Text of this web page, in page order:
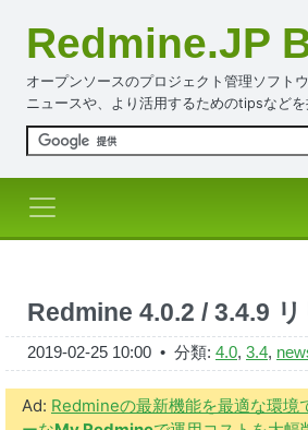
Redmine.JP
オープンソースのプロジェクト管理ソフト
ニュースや、より活用するためのtipsなど
Redmine 4.0.2 / 3.4.9 リ
2019-02-25 10:00 • 分類: 4.0, 3.4,
Ad: Redmineの最新機能を最適な環境